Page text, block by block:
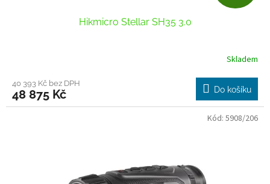
D
R
M
A
Hikmicro Stellar SH35 3.0
Skladem
40 393 Kč bez DPH
48 875 Kč Do košíku
Kód: 5908/206